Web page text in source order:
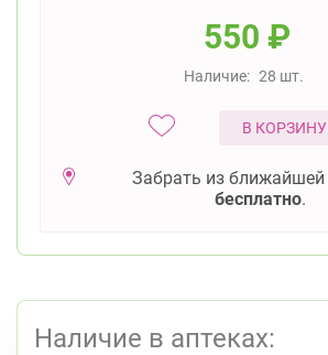
550 ₽
Наличие: 28 шт.
В КОРЗИНУ
Забрать из ближайшей
бесплатно.
Наличие в аптеках: